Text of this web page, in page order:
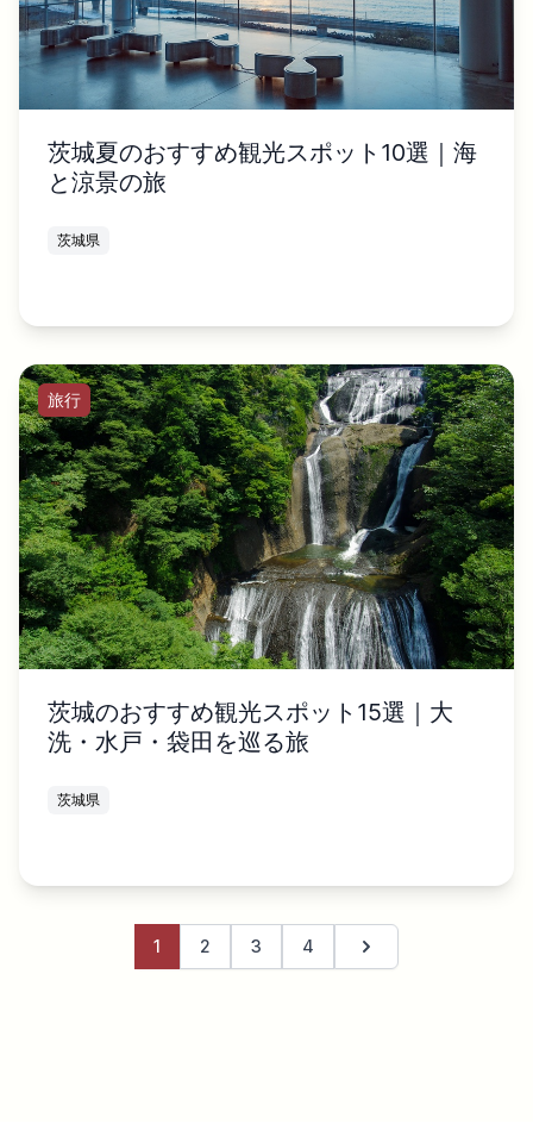
茨城夏のおすすめ観光スポット10選｜海
と涼景の旅
茨城県
旅行
茨城のおすすめ観光スポット15選｜大
洗・水戸・袋田を巡る旅
茨城県
1 2 3 4 次のページ